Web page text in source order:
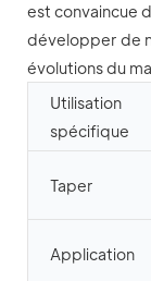
est convaincue
développer de
évolutions du
Utilisation
spécifique
Taper
Application